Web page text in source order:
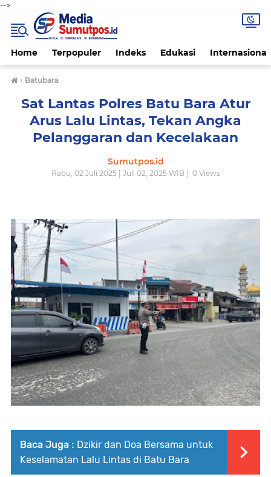
-->
Home Terpopuler Indeks Edukasi Internasional
› Batubara
Sat Lantas Polres Batu Bara Atur
Arus Lalu Lintas, Tekan Angka
Pelanggaran dan Kecelakaan
Sumutpos.id
Rabu, 02 Juli 2025 | Juli 02, 2025 WIB | 0Views
Baca Juga : Dzikir dan Doa Bersama untuk
Keselamatan Lalu Lintas di Batu Bara